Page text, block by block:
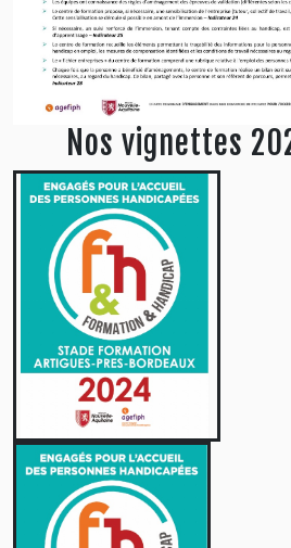
Nos vignettes